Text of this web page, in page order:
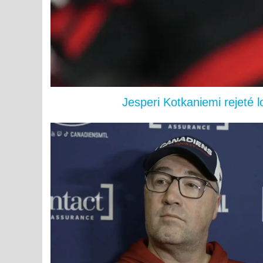
Jesperi Kotkaniemi rejeté